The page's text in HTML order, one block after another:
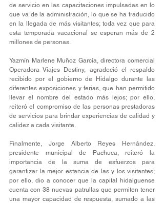
de servicio en las capacitaciones impulsadas en lo
que va de la administración, lo que se ha traducido
en la llegada de más visitantes; toda vez que para
esta temporada vacacional se esperan más de 2
millones de personas.
Yazmín Marlene Muñoz García, directora comercial
Operadora Viajes Destiny, agradeció el respaldo
recibido por el gobierno de Hidalgo durante las
diferentes exposiciones y ferias, que han permitido
llevar el nombre del estado más lejos; por ello,
reiteró el compromiso de las personas prestadoras
de servicios para brindar experiencias de calidad y
calidez a cada visitante.
Finalmente, Jorge Alberto Reyes Hernández,
presidente municipal de Pachuca, reiteró la
importancia de la suma de esfuerzos para
garantizar la mejor estancia de las y los visitantes;
por ello, dio a conocer que la capital hidalguense
cuenta con 38 nuevas patrullas que permiten tener
una mayor capacidad de respuesta, sumado a las